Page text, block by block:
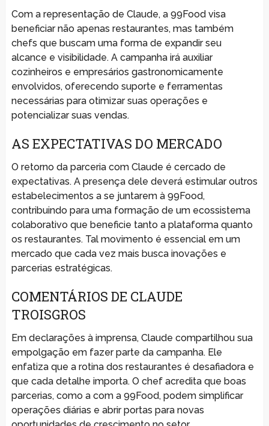
Com a representação de Claude, a 99Food visa
beneficiar não apenas restaurantes, mas também
chefs que buscam uma forma de expandir seu
alcance e visibilidade. A campanha irá auxiliar
cozinheiros e empresários gastronomicamente
envolvidos, oferecendo suporte e ferramentas
necessárias para otimizar suas operações e
potencializar suas vendas.
AS EXPECTATIVAS DO MERCADO
O retorno da parceria com Claude é cercado de
expectativas. A presença dele deverá estimular outros
estabelecimentos a se juntarem à 99Food,
contribuindo para uma formação de um ecossistema
colaborativo que beneficie tanto a plataforma quanto
os restaurantes. Tal movimento é essencial em um
mercado que cada vez mais busca inovações e
parcerias estratégicas.
COMENTÁRIOS DE CLAUDE
TROISGROS
Em declarações à imprensa, Claude compartilhou sua
empolgação em fazer parte da campanha. Ele
enfatiza que a rotina dos restaurantes é desafiadora e
que cada detalhe importa. O chef acredita que boas
parcerias, como a com a 99Food, podem simplificar
operações diárias e abrir portas para novas